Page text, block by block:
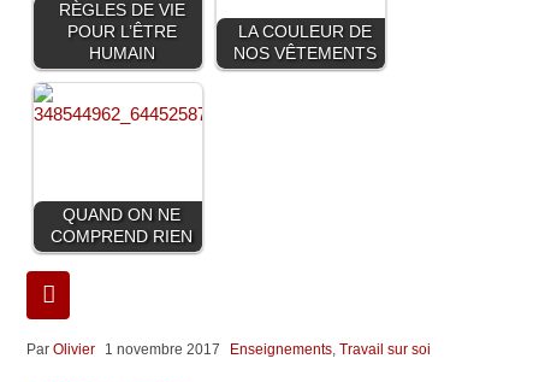
RÈGLES DE VIE
POUR L’ÊTRE
HUMAIN
LA COULEUR DE
NOS VÊTEMENTS
QUAND ON NE
COMPREND RIEN
ParOlivier 1 novembre 2017 Enseignements,Travail sur soi